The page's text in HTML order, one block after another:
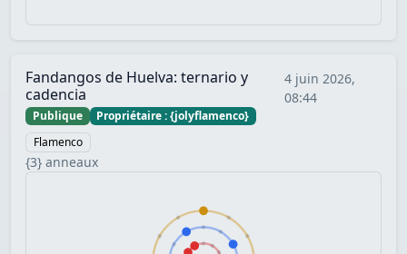
Fandangos de Huelva: ternario y
cadencia
Publique
Propriétaire : {jolyflamenco}
Flamenco
4 juin 2026,
08:44
{3} anneaux